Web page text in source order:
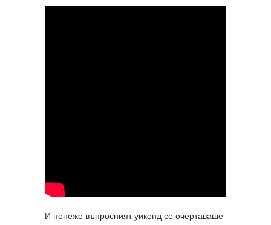
И понеже въпросният уикенд се очертаваше